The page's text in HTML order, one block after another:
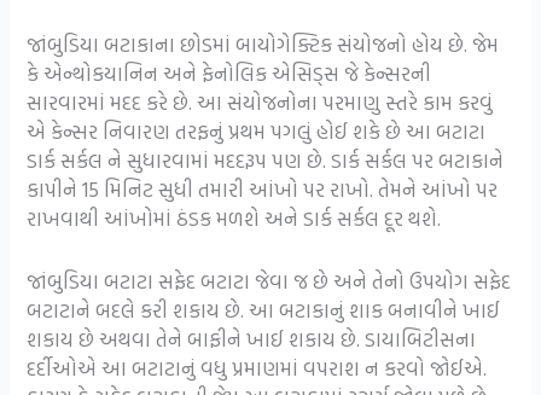
જાંબુડિયા બટાકાના છોડમાં બાયોગેક્ટિક સંયોજનો હોય છે. જેમ
કે એન્થોકયાનિન અને ફેનોલિક એસિડ્સ જે કેન્સરની
સારવારમાં મદદ કરે છે. આ સંયોજનોના પરમાણુ સ્તરે કામ કરવું
એ કેન્સર નિવારણ તરફનું પ્રથમ પગલું હોઈ શકે છે આ બટાટા
ડાર્ક સર્કલ ને સુધારવામાં મદદરૂપ પણ છે. ડાર્ક સર્કલ પર બટાકાને
કાપીને 15 મિનિટ સુધી તમારી આંખો પર રાખો. તેમને આંખો પર
રાખવાથી આંખોમાં ઠંડક મળશે અને ડાર્ક સર્કલ દૂર થશે.
જાંબુડિયા બટાટા સફેદ બટાટા જેવા જ છે અને તેનો ઉપયોગ સફેદ
બટાટાને બદલે કરી શકાય છે. આ બટાકાનું શાક બનાવીને ખાઈ
શકાય છે અથવા તેને બાફીને ખાઈ શકાય છે. ડાયાબિટીસના
દર્દીઓએ આ બટાટાનું વધુ પ્રમાણમાં વપરાશ ન કરવો જોઈએ.